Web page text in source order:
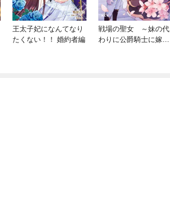
王太子妃になんてなり
たくない！！ 婚約者編
戦場の聖女 ～妹の代
わりに公爵騎士に嫁ぐ